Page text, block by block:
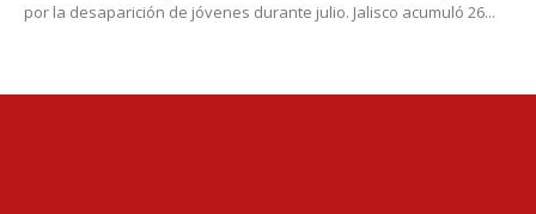
por la desaparición de jóvenes durante julio. Jalisco acumuló 26...